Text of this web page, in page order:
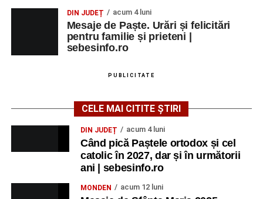
DIN JUDEȚ acum 4 luni
Mesaje de Paște. Urări și felicitări
pentru familie și prieteni |
sebesinfo.ro
PUBLICITATE
CELE MAI CITITE ȘTIRI
DIN JUDEȚ acum 4 luni
Când pică Paștele ortodox și cel
catolic în 2027, dar și în următorii
ani | sebesinfo.ro
MONDEN acum 12 luni